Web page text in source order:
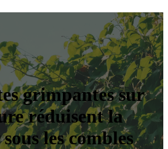
grimpantes sur
réduisent la
les combles